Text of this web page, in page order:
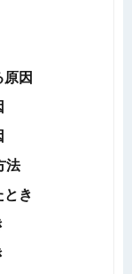
因
法
とき